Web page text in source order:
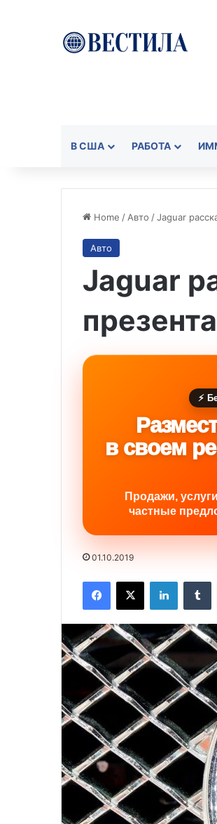
В США РАБОТА
Home / Авто /Jaguar
Авто
Jaguar
⚡
в своем
Продажи,
частные
01.10.2019